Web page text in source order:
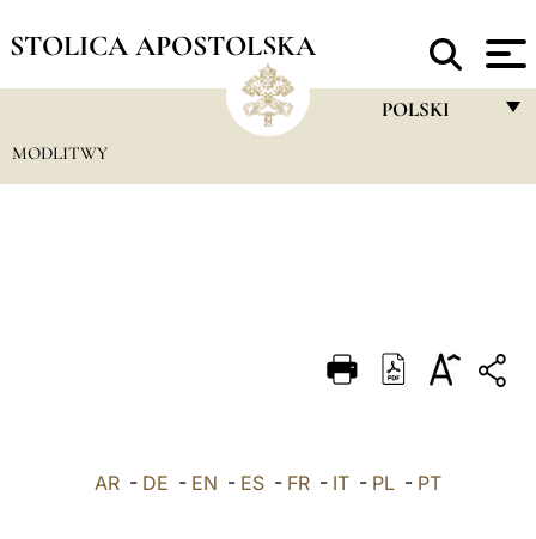
STOLICA APOSTOLSKA
POLSKI
DEUTSCH
العربيّة
MODLITWY
AR - DE - EN - ES - FR - IT - PL - PT